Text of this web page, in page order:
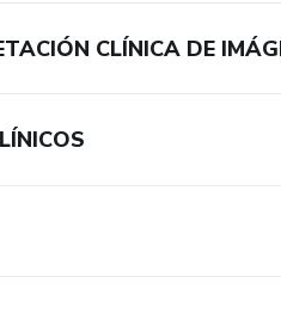
CLÍNICA DE